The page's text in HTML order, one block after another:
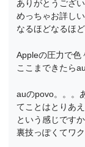
ありがとうござい
めっちゃお詳し
なるほどなるほ
Appleの圧力で色
ここまできたら
auのpovo。。。
てことはとりあ
という感じです
裏技っぽくてワ